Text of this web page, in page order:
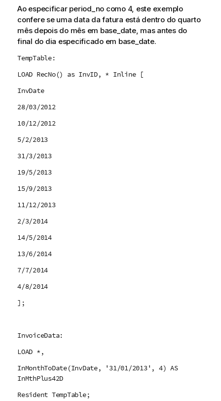
Ao especificar period_no como 4, este exemplo
confere se uma data da fatura está dentro do quarto
mês depois do mês em base_date, mas antes do
final do dia especificado em base_date.
TempTable:
LOAD RecNo() as InvID, * Inline [
InvDate
28/03/2012
10/12/2012
5/2/2013
31/3/2013
19/5/2013
15/9/2013
11/12/2013
2/3/2014
14/5/2014
13/6/2014
7/7/2014
4/8/2014
];
InvoiceData:
LOAD *,
InMonthToDate(InvDate, '31/01/2013', 4) AS
InMthPlus42D
Resident TempTable;